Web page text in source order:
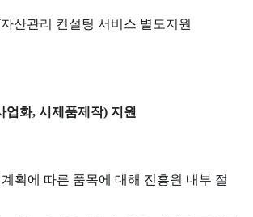
산관리 컨설팅 서비스 별도지원
업화, 시제품제작) 지원
획에 따른 품목에 대해 진흥원 내부 절